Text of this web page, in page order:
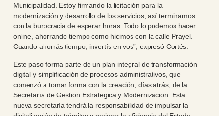
Municipalidad. Estoy firmando la licitación para la
modernización y desarrollo de los servicios, así terminamos
con la burocracia de esperar horas. Todo lo podemos hacer
online, ahorrando tiempo como hicimos con la calle Prayel.
Cuando ahorrás tiempo, invertís en vos”, expresó Cortés.
Este paso forma parte de un plan integral de transformación
digital y simplificación de procesos administrativos, que
comenzó a tomar forma con la creación, días atrás, de la
Secretaría de Gestión Estratégica y Modernización. Esta
nueva secretaría tendrá la responsabilidad de impulsar la